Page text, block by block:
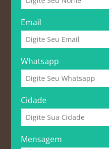
Email
Whatsapp
Cidade
Mensagem